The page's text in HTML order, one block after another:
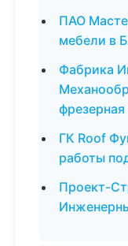
ПАО
мебели в
Фабрика
ГК Roof
работы
Проект-